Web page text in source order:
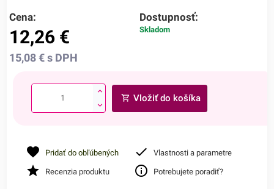
Cena:
12,26 €
15,08€ s DPH
Dostupnosť:
Skladom
Vložiť do košíka
Pridať do obľúbených Vlastnosti a parametre
Recenzia produktu Potrebujete poradiť?